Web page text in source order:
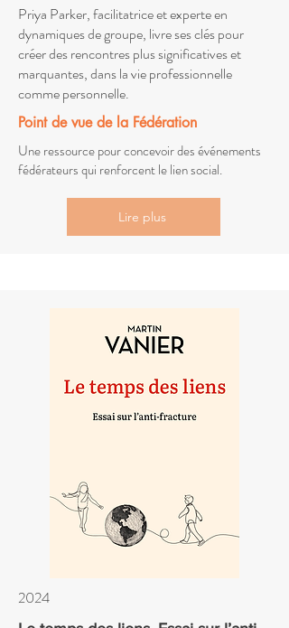
Priya Parker, facilitatrice et experte en
dynamiques de groupe, livre ses clés pour
créer des rencontres plus significatives et
marquantes, dans la vie professionnelle
comme personnelle.
Point de vue de la Fédération
Une ressource pour concevoir des événements
fédérateurs qui renforcent le lien social.
Lire plus
2024